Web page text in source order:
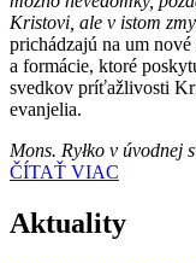
Kristovi, ale v istom
prichádzajú na um
a formácie, ktoré
svedkov príťažlivosti
evanjelia.
Mons. Ryłko v úvodnej
ČÍTAŤ VIAC
Aktuality